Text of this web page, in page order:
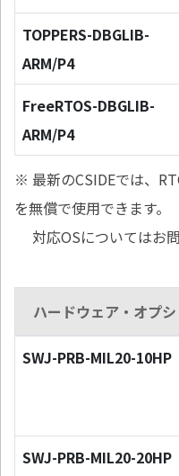
TOPPERS-DBGLIB-
ARM/P4
FreeRTOS-DBGLIB-
ARM/P4
※ 最新のCSIDEでは、
を無償で使用できます。
対応OSについてはお問
ハードウェア・オプ
SWJ-PRB-MIL20-10HP
SWJ-PRB-MIL20-20HP